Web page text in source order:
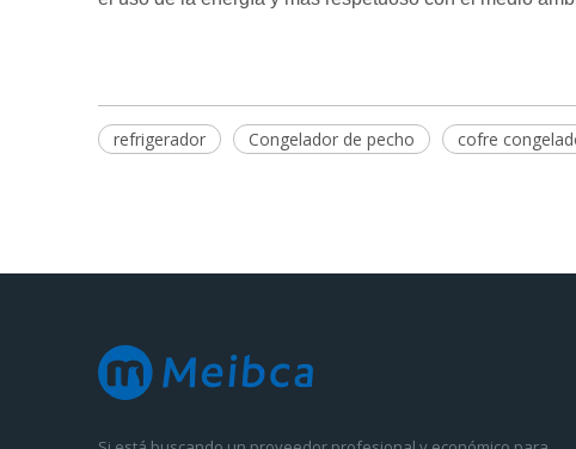
refrigerador Congelador de pecho cofre